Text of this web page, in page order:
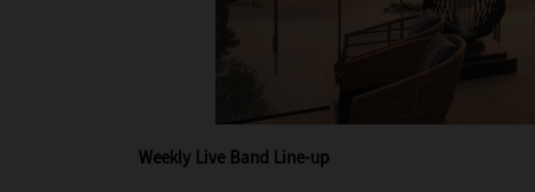
Weekly Live Band Line-up